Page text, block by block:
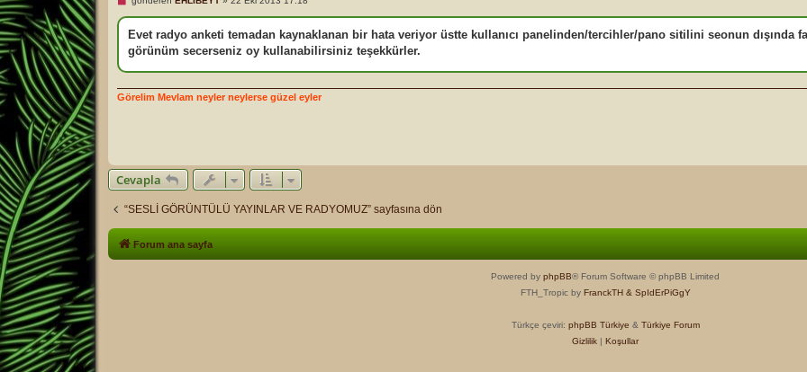
a
u
n
a
ı
m
Evet radyo anketi temadan kaynaklanan bir hata veriyor üstte kullanıcı panelinden/tercihler/pano sitilini seonun dışında
görünüm secerseniz oy kullanabilirsiniz teşekkürler.
Görelim Mevlam neyler neylerse güzel eyler
Cevapla
“SESLİ GÖRÜNTÜLÜ YAYINLAR VE RADYOMUZ” sayfasına dön
Forum ana sayfa
Powered by phpBB® Forum Software © phpBB Limited
FTH_Tropic by FranckTH & SpIdErPiGgY
Türkçe çeviri: phpBB Türkiye & Türkiye Forum
Gizlilik | Koşullar